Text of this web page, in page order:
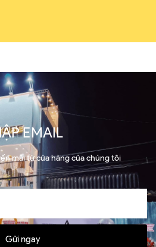
EMAIL
mãi từ cửa hàng của chúng tôi
Gửi ngay